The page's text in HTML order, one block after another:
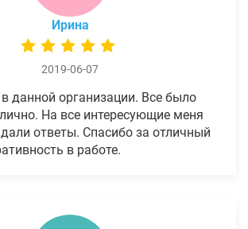
Ирина
2019-06-07
данной организации. Все было
На все интересующие меня
ответы. Спасибо за отличный
в работе.